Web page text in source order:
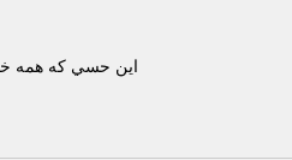
اين حسي كه همه